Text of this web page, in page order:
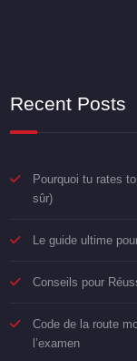
Recent Posts
Pourquoi tu rates
sûr)
Le guide ultime
Conseils pour
Code de la route
l’examen